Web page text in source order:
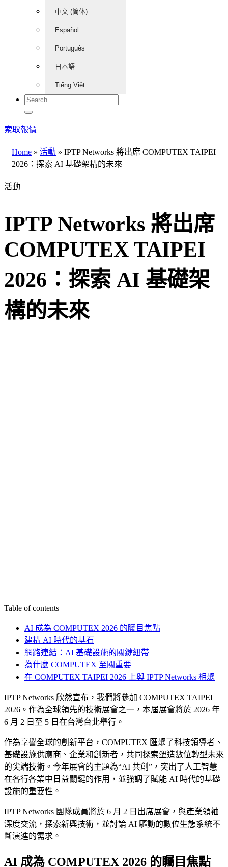
中文 (简体)
Español
Português
日本語
Tiếng Việt
索取報價
Home » 活動 » IPTP Networks 將出席 COMPUTEX TAIPEI
2026：探索 AI 基礎架構的未來
活動
IPTP Networks 將出席
COMPUTEX TAIPEI
2026：探索 AI 基礎架
構的未來
Table of contents
AI 成為 COMPUTEX 2026 的矚目焦點
建構 AI 時代的基石
網路連結：AI 基礎設施的關鍵紐帶
為什麼 COMPUTEX 至關重要
在 COMPUTEX TAIPEI 2026 上與 IPTP Networks 相聚
IPTP Networks 欣然宣布，我們將參加 COMPUTEX TAIPEI
2026。作為全球領先的技術展會之一，本屆展會將於 2026 年
6 月 2 日至 5 日在台灣台北舉行。
作為享譽全球的創新平台，COMPUTEX 匯聚了科技領導者、
基礎設施供應商、企業和創新者，共同探索塑造數位轉型未來
的尖端技術。今年展會的主題為“AI 共創”，突出了人工智慧
在各行各業中日益關鍵的作用，並強調了賦能 AI 時代的基礎
設施的重要性。
IPTP Networks 團隊成員將於 6 月 2 日出席展會，與產業領袖
深度交流，探索新興技術，並討論 AI 驅動的數位生態系統不
斷演進的需求。
AI 成為 COMPUTEX 2026 的矚目焦點